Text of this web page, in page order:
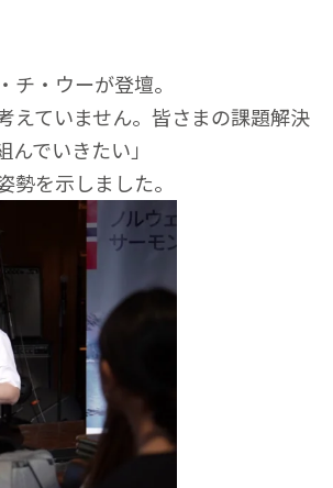
・ウーが登壇。
えていません。皆さまの課題解決
でいきたい」
を示しました。